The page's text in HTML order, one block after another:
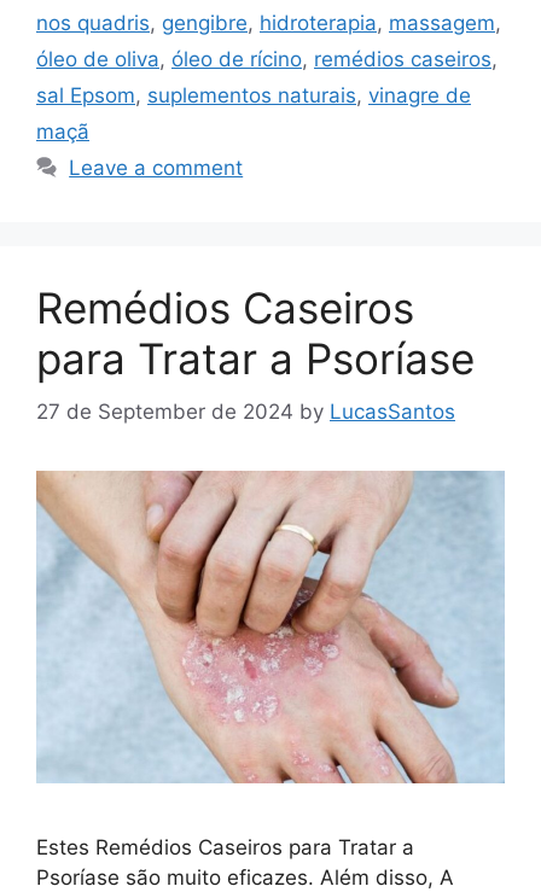
nos quadris, gengibre, hidroterapia, massagem,
óleo de oliva, óleo de rícino, remédios caseiros,
sal Epsom, suplementos naturais, vinagre de
maçã
Leave a comment
Remédios Caseiros
para Tratar a Psoríase
27 de September de 2024 by LucasSantos
Estes Remédios Caseiros para Tratar a
Psoríase são muito eficazes. Além disso, A